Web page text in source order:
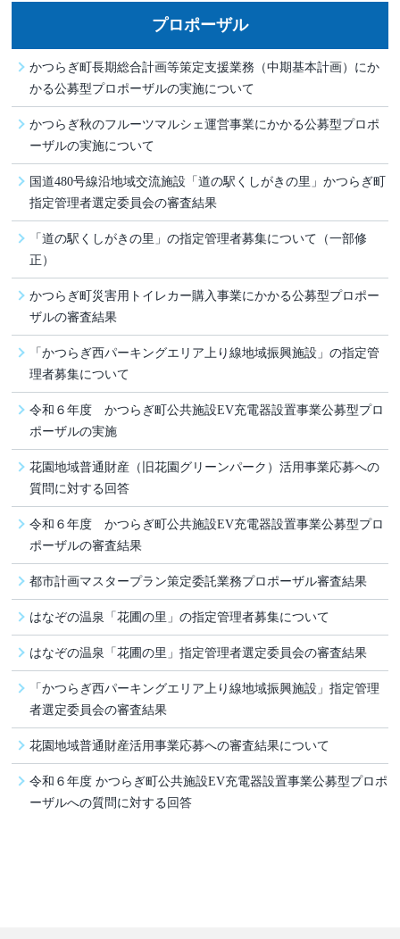
プロポーザル
かつらぎ町長期総合計画等策定支援業務（中期基本計画）にか
かる公募型プロポーザルの実施について
かつらぎ秋のフルーツマルシェ運営事業にかかる公募型­プロポ
ーザ­ルの実施に­ついて
国道480号線沿地域交流施設「道の駅くしがきの里」かつらぎ町
指定管理者選定委員会の審査結果
「道の駅くしがきの里」の指定管理者募集について（一部修
正）
かつらぎ町災害用トイレカー購入事業にかかる公募型プロポー
ザルの審査結果
「かつらぎ西パーキングエリア上り線地域振興施設」の指定管
理者募集について
令和６年度 かつらぎ町公共施設EV充電器設置事業公募型プロ
ポーザルの実施
花園地域普通財産（旧花園グリーンパーク）活用事業応募への
質問に対する回答
令和６年度 かつらぎ町公共施設EV充電器設置事業公募型プロ
ポーザルの審査結果
都市計画マスタープラン策定委託業務プロポーザル審査結果
はなぞの温泉「花圃の里」の指定管理者募集について
はなぞの温泉「花圃の里」指定管理者選定委員会の審査結果
「かつらぎ西パーキングエリア上り線地域振興施設」指定管理
者選定委員会の審査結果
花園地域普通財産活用事業応募への審査結果について
令和６年度 かつらぎ町公共施設EV充電器設置事業公募型プロポ
ーザルへの質問に対する回答